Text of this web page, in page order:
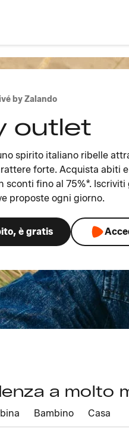
by Zalando
outlet
spirito italiano ribelle
forte. Acquista abiti
sconti fino al 75%*.
proposte ogni giorno.
è gratis
a molto
Bambino Casa